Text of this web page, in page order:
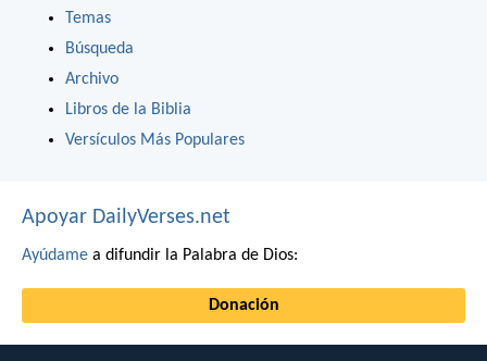
Temas
Búsqueda
Archivo
Libros de la Biblia
Versículos Más Populares
Apoyar DailyVerses.net
Ayúdame a difundir la Palabra de Dios:
Donación